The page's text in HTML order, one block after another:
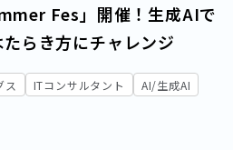
Fes」開催！生成AIで
らき方にチャレンジ
ス ITコンサルタント AI/生成AI